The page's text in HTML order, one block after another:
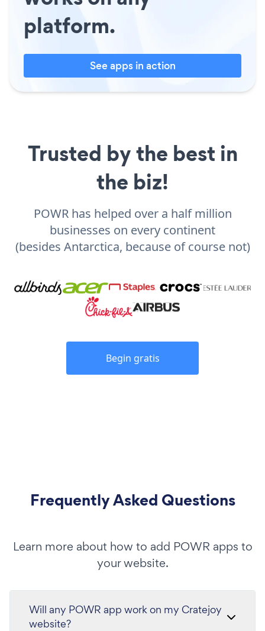
platform.
See apps in action
Trusted by the best in
the biz!
POWR has helped over a half million
businesses on every continent
(besides Antarctica, because of course not)
Begin gratis
Frequently Asked Questions
Learn more about how to add POWR apps to
your website.
Will any POWR app work on my Cratejoy
website?